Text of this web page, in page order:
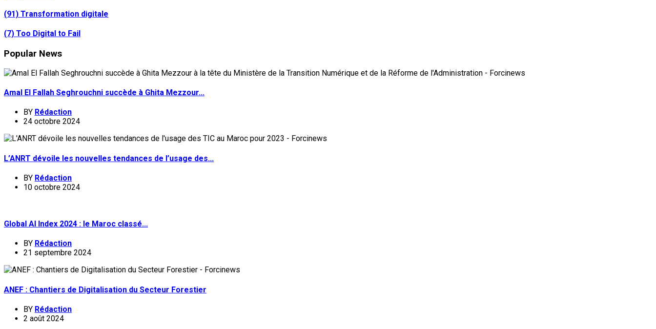
(91) Transformation digitale
(7) Too Digital to Fail
Popular News
Amal El Fallah Seghrouchni succède à Ghita Mezzour...
BY Rédaction
24 octobre 2024
L’ANRT dévoile les nouvelles tendances de l’usage des...
BY Rédaction
10 octobre 2024
Global AI Index 2024 : le Maroc classé...
BY Rédaction
21 septembre 2024
ANEF : Chantiers de Digitalisation du Secteur Forestier
BY Rédaction
2 août 2024